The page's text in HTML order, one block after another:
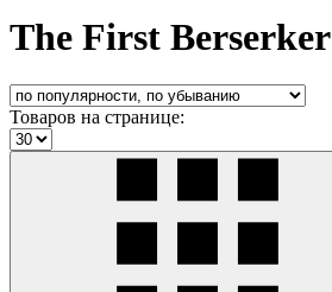
The First Berserker
Товаров на странице: